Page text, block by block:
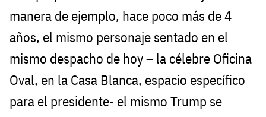
manera de ejemplo, hace poco más de 4
años, el mismo personaje sentado en el
mismo despacho de hoy – la célebre Oficina
Oval, en la Casa Blanca, espacio específico
para el presidente- el mismo Trump se